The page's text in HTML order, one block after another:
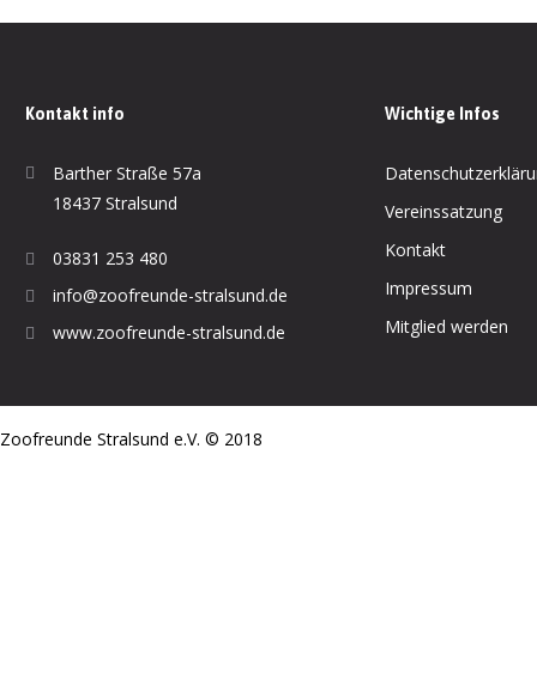
Kontakt info
Barther Straße 57a
18437 Stralsund
03831 253 480
info@zoofreunde-stralsund.de
www.zoofreunde-stralsund.de
Wichtige Infos
Vereinssatzung
Kontakt
Impressum
Mitglied werden
Zoofreunde Stralsund e.V. © 2018